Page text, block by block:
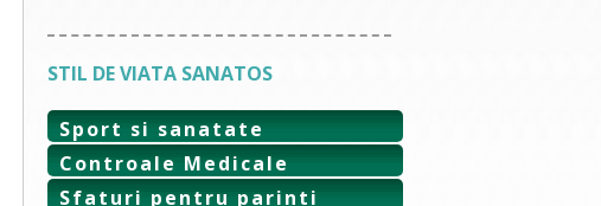
STIL DE VIATA SANATOS
Sport si sanatate
Controale Medicale
Sfaturi pentru parinti